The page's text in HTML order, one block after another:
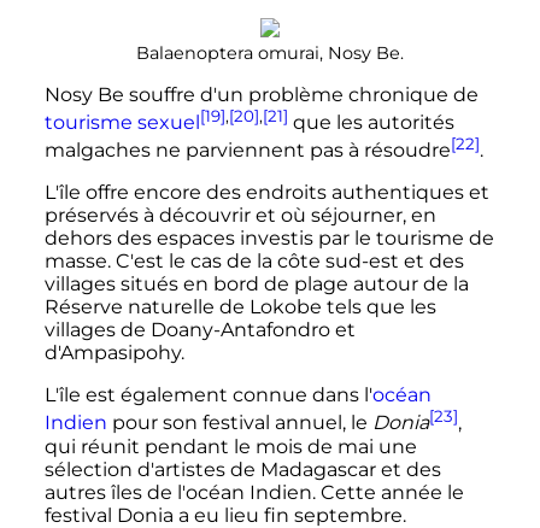
Balaenoptera omurai, Nosy Be.
Nosy Be souffre d'un problème chronique de
tourisme sexuel[19],[20],[21] que les autorités
malgaches ne parviennent pas à résoudre[22].
L'île offre encore des endroits authentiques et
préservés à découvrir et où séjourner, en
dehors des espaces investis par le tourisme de
masse. C'est le cas de la côte sud-est et des
villages situés en bord de plage autour de la
Réserve naturelle de Lokobe tels que les
villages de Doany-Antafondro et
d'Ampasipohy.
L'île est également connue dans l'océan
Indien pour son festival annuel, le Donia[23],
qui réunit pendant le mois de mai une
sélection d'artistes de Madagascar et des
autres îles de l'océan Indien. Cette année le
festival Donia a eu lieu fin septembre.